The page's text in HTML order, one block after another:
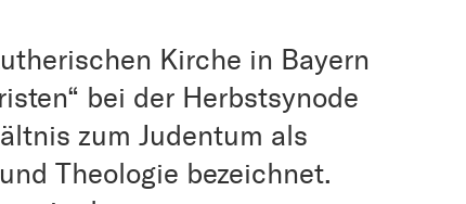
Kirche in Bayern
bei der Herbstsynode
zum Judentum als
Theologie bezeichnet.